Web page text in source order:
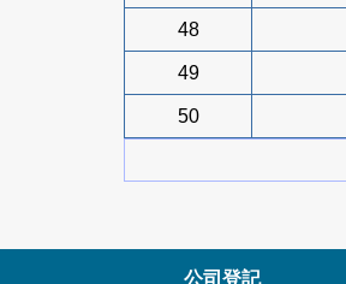
48
49
50
公司登記